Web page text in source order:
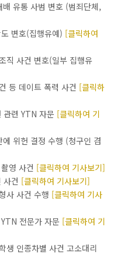
유통 사범 변호 (범죄단체,
변호(집행유예) [클릭하여
직 사건 변호(일부 집행유
등 데이트 폭력 사건 [클릭하
관련 YTN 자문 [클릭하여 기
위헌 결정 수행 (청구인 겸
영 사건 [클릭하여 기사보기]
사건 [클릭하여 기사보기]
사 사건 수행 [클릭하여 기사
전문가 자문 [클릭하여 기
생 인종차별 사건 고소대리